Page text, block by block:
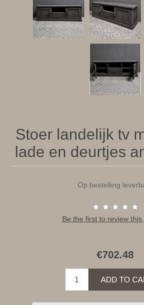
Stoer landelijk tv
lade en deurtjes
Op bestelling
Be the first to review this
€702.48
ADD TO